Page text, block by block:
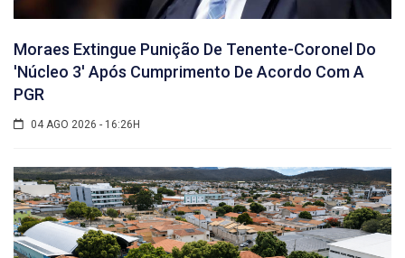
Moraes Extingue Punição De Tenente-Coronel Do
'núcleo 3' Após Cumprimento De Acordo Com A
PGR
04 AGO 2026 - 16:26H